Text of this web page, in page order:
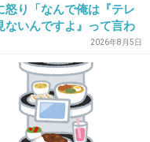
った
り
子大生の飲み事情に「死んじ
怒り「なんで俺は『テレ
ないんですよ』って言わ
きゃいけないの？ふざけ
って」
2026年8月5日